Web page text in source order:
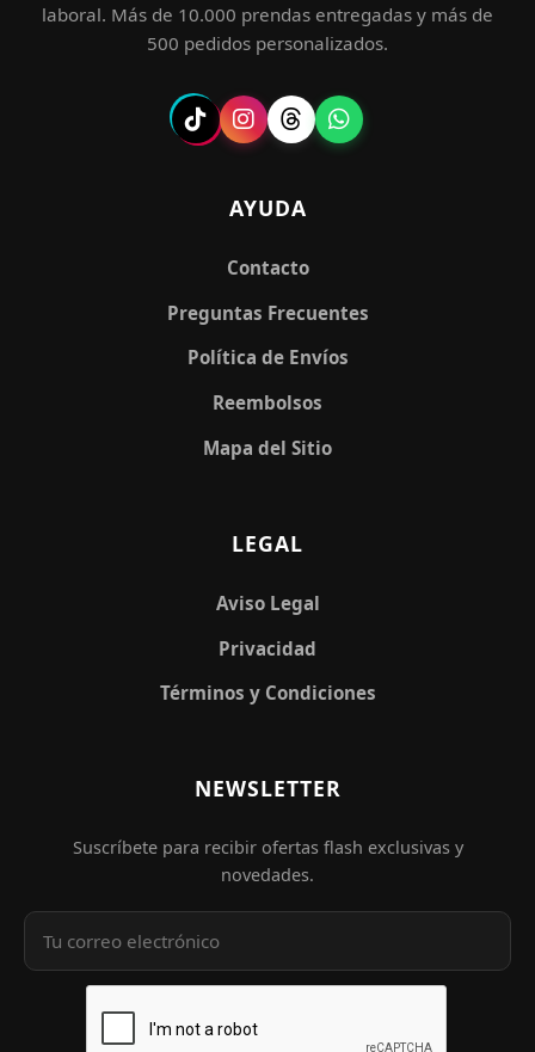
laboral. Más de 10.000 prendas entregadas y más de
500 pedidos personalizados.
AYUDA
Contacto
Preguntas Frecuentes
Política de Envíos
Reembolsos
Mapa del Sitio
LEGAL
Aviso Legal
Privacidad
Términos y Condiciones
NEWSLETTER
Suscríbete para recibir ofertas flash exclusivas y
novedades.